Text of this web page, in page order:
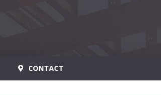
CONTACT